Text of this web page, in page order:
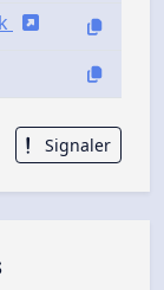
Signaler